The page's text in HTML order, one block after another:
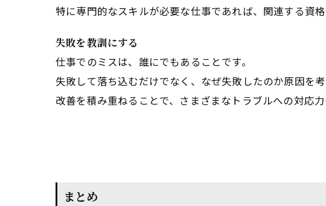
特に専門的なスキルが必要な仕事であれば、関連する資
失敗を教訓にする
仕事でのミスは、誰にでもあることです。
失敗して落ち込むだけでなく、なぜ失敗したのか原因を
改善を積み重ねることで、さまざまなトラブルへの対応力
まとめ